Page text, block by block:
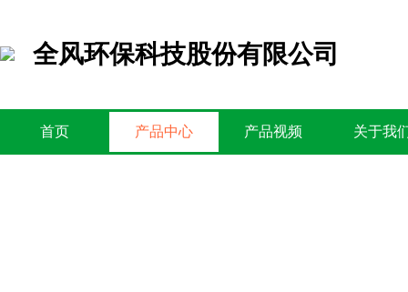
全风环保科技股份有限公司
首页 产品中心 产品视频 关于我